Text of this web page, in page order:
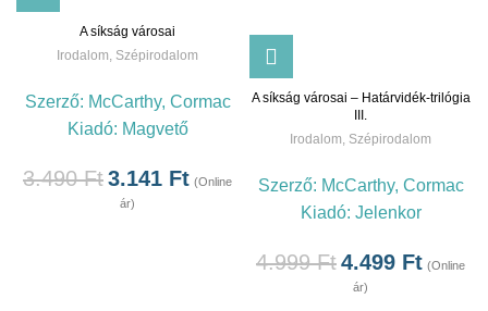
A síkság városai
Irodalom, Szépirodalom
Szerző: McCarthy, Cormac
Kiadó: Magvető
3.490Ft3.141 Ft (Online
ár)
A síkság városai – Határvidék-trilógia
III.
Irodalom, Szépirodalom
Szerző: McCarthy, Cormac
Kiadó: Jelenkor
4.999Ft4.499 Ft (Online
ár)